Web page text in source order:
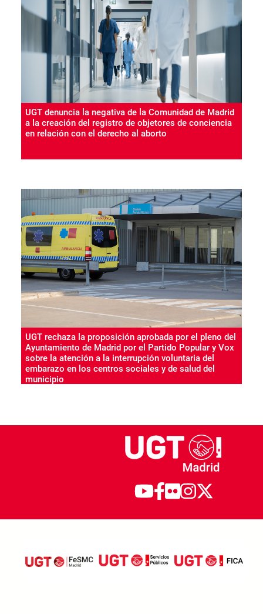
UGT denuncia la negativa de la Comunidad de Madrid
a la creación del registro de objetores de conciencia
en relación con el derecho al aborto
UGT rechaza la proposición aprobada por el pleno del
Ayuntamiento de Madrid por el Partido Popular y Vox
sobre la atención a la interrupción voluntaria del
embarazo en los centros sociales y de salud del
municipio